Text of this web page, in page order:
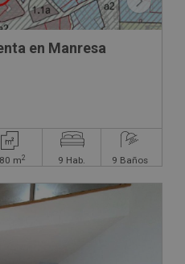
en Manresa
m2 9 Hab. 9 Baños